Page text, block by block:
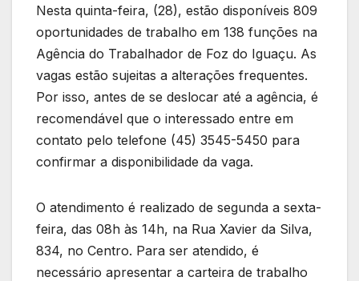
Nesta quinta-feira, (28), estão disponíveis 809
oportunidades de trabalho em 138 funções na
Agência do Trabalhador de Foz do Iguaçu. As
vagas estão sujeitas a alterações frequentes.
Por isso, antes de se deslocar até a agência, é
recomendável que o interessado entre em
contato pelo telefone (45) 3545-5450 para
confirmar a disponibilidade da vaga.
O atendimento é realizado de segunda a sexta-
feira, das 08h às 14h, na Rua Xavier da Silva,
834, no Centro. Para ser atendido, é
necessário apresentar a carteira de trabalho